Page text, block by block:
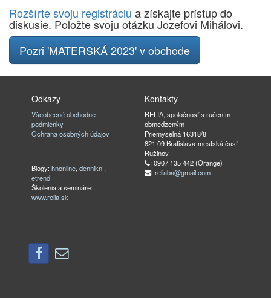
Rozšírte svoju registráciu a získajte prístup do
diskusie. Položte svoju otázku Jozefovi Mihálovi.
Pozri 'MATERSKÁ 2023' v obchode
Odkazy
Všeobecné obchodné
podmienky
Ochrana osobných údajov
Blogy:hnonline,dennikn ,
etrend
Školenia a semináre:
www.relia.sk
Kontakty
RELIA, spoločnosť s ručením
obmedzeným
Priemyselná 16318/8
821 09 Bratislava-mestská časť
Ružinov
: 0907 135 442 (Orange)
: reliaba@gmail.com